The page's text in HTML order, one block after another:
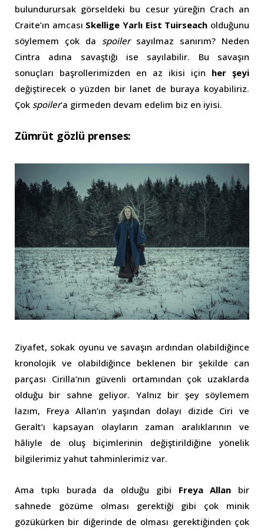
bulundurursak görseldeki bu cesur yüreğin Crach an
Craite’ın amcası Skellige Yarlı Eist Tuirseach olduğunu
söylemem çok da spoilersayılmaz sanırım? Neden
Cintra adına savaştığı ise sayılabilir. Bu savaşın
sonuçları başrollerimizden en az ikisi için her şeyi
değiştirecek o yüzden bir lanet de buraya koyabiliriz.
Çok spoiler‘a girmeden devam edelim biz en iyisi.
Zümrüt gözlü prenses:
Ziyafet, sokak oyunu ve savaşın ardından olabildiğince
kronolojik ve olabildiğince beklenen bir şekilde can
parçası Cirilla’nın güvenli ortamından çok uzaklarda
olduğu bir sahne geliyor. Yalnız bir şey söylemem
lazım, Freya Allan’ın yaşından dolayı dizide Ciri ve
Geralt’ı kapsayan olayların zaman aralıklarının ve
hâliyle de oluş biçimlerinin değiştirildiğine yönelik
bilgilerimiz yahut tahminlerimiz var.
Ama tıpkı burada da olduğu gibi Freya Allan bir
sahnede gözüme olması gerektiği gibi çok minik
gözükürken bir diğerinde de olması gerektiğinden çok